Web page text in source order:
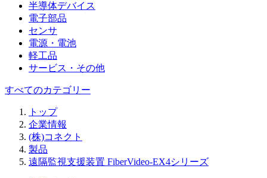
半導体デバイス
電子部品
センサ
電源・電池
軽工品
サービス・その他
すべてのカテゴリー
トップ
企業情報
(株)コネクト
製品
遠隔監視支援装置 FiberVideo-EX4シリーズ